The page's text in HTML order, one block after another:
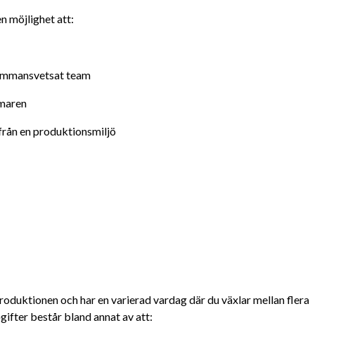
möjlighet att:
team
en produktionsmiljö
och har en varierad vardag där du växlar mellan flera
består bland annat av att: